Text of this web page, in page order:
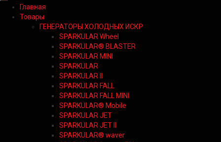
Главная
Товары
ГЕНЕРАТОРЫ ХОЛОДНЫХ ИСКР
SPARKULAR Wheel
SPARKULAR® BLASTER
SPARKULAR MINI
SPARKULAR
SPARKULAR II
SPARKULAR FALL
SPARKULAR FALL MINI
SPARKULAR® Mobile
SPARKULAR JET
SPARKULAR JET II
SPARKULAR® waver